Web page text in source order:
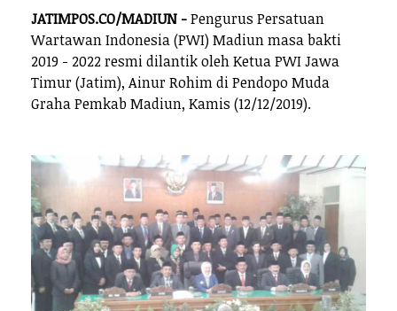
JATIMPOS.CO/MADIUN -Pengurus Persatuan
Wartawan Indonesia (PWI) Madiun masa bakti
2019 - 2022 resmi dilantik oleh Ketua PWI Jawa
Timur (Jatim), Ainur Rohim di Pendopo Muda
Graha Pemkab Madiun, Kamis (12/12/2019).